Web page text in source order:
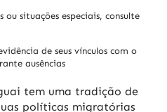
ou situações especiais, consulte
de seus vínculos com o
ausências
tem uma tradição de
políticas migratórias